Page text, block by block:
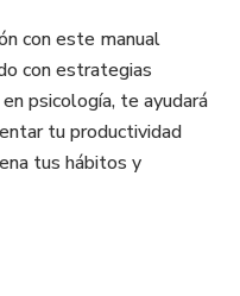
con este manual
con estrategias
psicología, te ayudará
tu productividad
tus hábitos y